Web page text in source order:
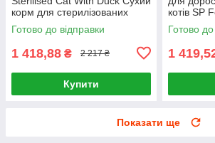
корм для стерилізованих
котів 3кг
Готово до відправки
1 418,88 ₴ 2 217 ₴
Купити
котів SP
Cat Duck
Готово до
1
Показати ще